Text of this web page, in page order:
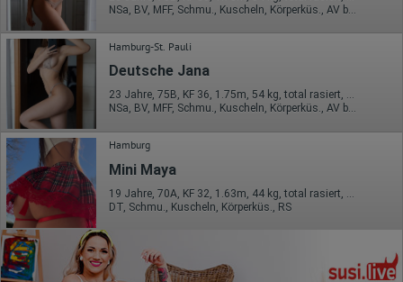
NSa, BV, MFF, Schmu., Kuscheln, Körperküs., AV b. Ihm, DSa
Hamburg-St. Pauli
Deutsche Jana
23 Jahre, 75B, KF 36, 1.75m, 54 kg, total rasiert, deutsch
NSa, BV, MFF, Schmu., Kuscheln, Körperküs., AV b. Ihm, DSa
Hamburg
Mini Maya
DT, Schmu., Kuscheln, Körperküs., RS